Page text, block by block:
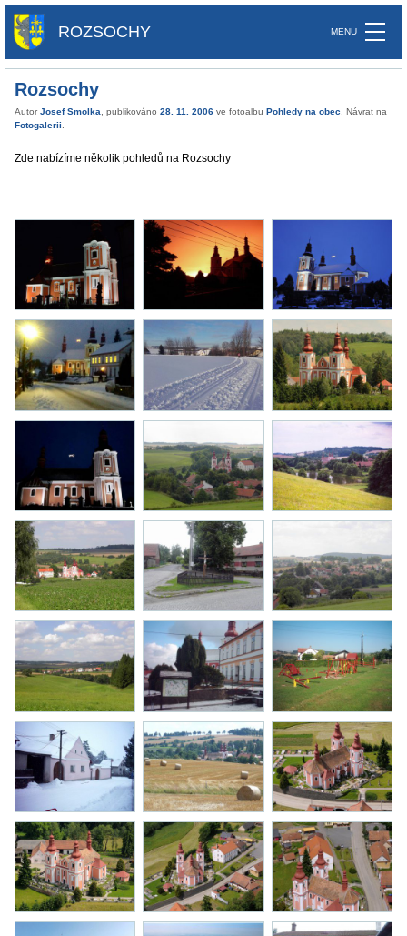
ROZSOCHY
Rozsochy
Autor Josef Smolka , publikováno 28. 11. 2006 ve fotoalbu Pohledy na obec . Návrat na
Fotogalerii
Zde nabízíme několik pohledů na Rozsochy